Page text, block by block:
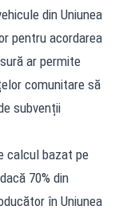
din Uniunea
pentru acordarea
ar permite
comunitare să
subvenții
calcul bazat pe
70% din
în Uniunea